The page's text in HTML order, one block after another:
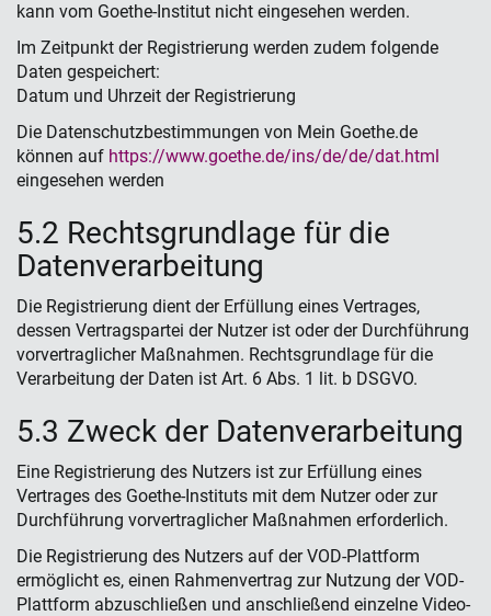
kann vom Goethe-Institut nicht eingesehen werden.
Im Zeitpunkt der Registrierung werden zudem folgende
Daten gespeichert:
Datum und Uhrzeit der Registrierung
Die Datenschutzbestimmungen von Mein Goethe.de
können auf https://www.goethe.de/ins/de/de/dat.html
eingesehen werden
5.2 Rechtsgrundlage für die
Datenverarbeitung
Die Registrierung dient der Erfüllung eines Vertrages,
dessen Vertragspartei der Nutzer ist oder der Durchführung
vorvertraglicher Maßnahmen. Rechtsgrundlage für die
Verarbeitung der Daten ist Art. 6 Abs. 1 lit. b DSGVO.
5.3 Zweck der Datenverarbeitung
Eine Registrierung des Nutzers ist zur Erfüllung eines
Vertrages des Goethe-Instituts mit dem Nutzer oder zur
Durchführung vorvertraglicher Maßnahmen erforderlich.
Die Registrierung des Nutzers auf der VOD-Plattform
ermöglicht es, einen Rahmenvertrag zur Nutzung der VOD-
Plattform abzuschließen und anschließend einzelne Video-